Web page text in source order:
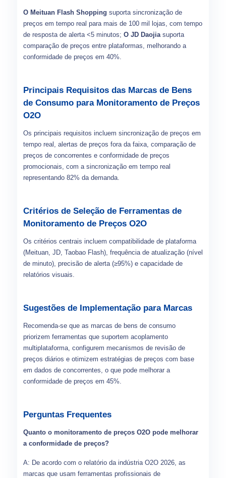
O Meituan Flash Shopping suporta sincronização de
preços em tempo real para mais de 100 mil lojas, com tempo
de resposta de alerta <5 minutos; O JD Daojiasuporta
comparação de preços entre plataformas, melhorando a
conformidade de preços em 40%.
Principais Requisitos das Marcas de Bens
de Consumo para Monitoramento de Preços
O2O
Os principais requisitos incluem sincronização de preços em
tempo real, alertas de preços fora da faixa, comparação de
preços de concorrentes e conformidade de preços
promocionais, com a sincronização em tempo real
representando 82% da demanda.
Critérios de Seleção de Ferramentas de
Monitoramento de Preços O2O
Os critérios centrais incluem compatibilidade de plataforma
(Meituan, JD, Taobao Flash), frequência de atualização (nível
de minuto), precisão de alerta (≥95%) e capacidade de
relatórios visuais.
Sugestões de Implementação para Marcas
Recomenda-se que as marcas de bens de consumo
priorizem ferramentas que suportem acoplamento
multiplataforma, configurem mecanismos de revisão de
preços diários e otimizem estratégias de preços com base
em dados de concorrentes, o que pode melhorar a
conformidade de preços em 45%.
Perguntas Frequentes
Quanto o monitoramento de preços O2O pode melhorar
a conformidade de preços?
A: De acordo com o relatório da indústria O2O 2026, as
marcas que usam ferramentas profissionais de